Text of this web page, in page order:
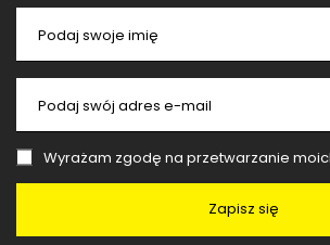
Podaj swoje imię
Podaj swój adres e-mail
Wyrażam zgodę na przetwarzanie moich danych osobowych (adres e-mail) na potrzeby wysyłki
Zapisz się